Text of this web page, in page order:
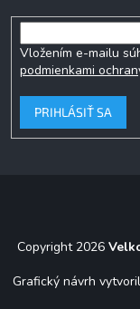
Vložením e-mailu
podmienkami
PRIHLÁSIŤ SA
Copyright 2026
Grafický návrh